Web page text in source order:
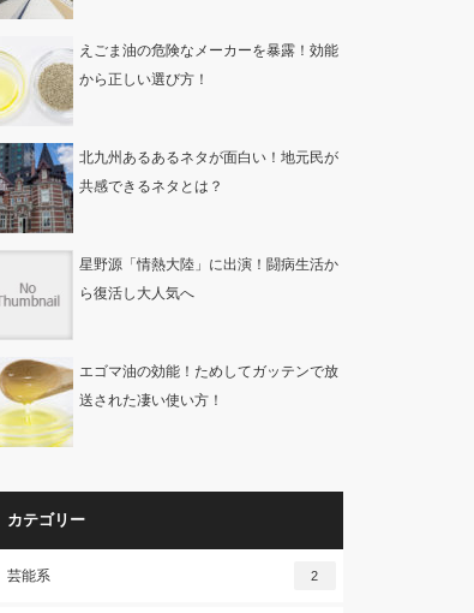
えごま油の危険なメーカーを暴露！効能
から正しい選び方！
北九州あるあるネタが面白い！地元民が
共感できるネタとは？
星野源「情熱大陸」に出演！闘病生活か
ら復活し大人気へ
エゴマ油の効能！ためしてガッテンで放
送された凄い使い方！
カテゴリー
芸能系 2